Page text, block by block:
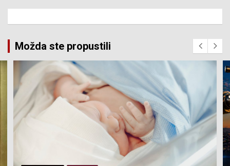
Možda ste propustili